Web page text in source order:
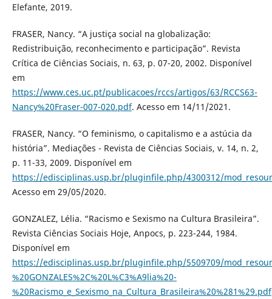
Elefante, 2019.
FRASER, Nancy. “A justiça social na globalização:
Redistribuição, reconhecimento e participação”. Revista
Crítica de Ciências Sociais, n. 63, p. 07-20, 2002. Disponível
em
https://www.ces.uc.pt/publicacoes/rccs/artigos/63/RCCS63-
Nancy%20Fraser-007-020.pdf. Acesso em 14/11/2021.
FRASER, Nancy. “O feminismo, o capitalismo e a astúcia da
história”. Mediações - Revista de Ciências Sociais, v. 14, n. 2,
p. 11-33, 2009. Disponível em
https://edisciplinas.usp.br/pluginfile.php/4300312/
Acesso em 29/05/2020.
GONZALEZ, Lélia. “Racismo e Sexismo na Cultura Brasileira”.
Revista Ciências Sociais Hoje, Anpocs, p. 223-244, 1984.
Disponível em
https://edisciplinas.usp.br/pluginfile.php/5509709/
%20GONZALES%2C%20L%C3%A9lia%20-
%20Racismo_e_Sexismo_na_Cultura_Brasileira%20%281%29.pdf